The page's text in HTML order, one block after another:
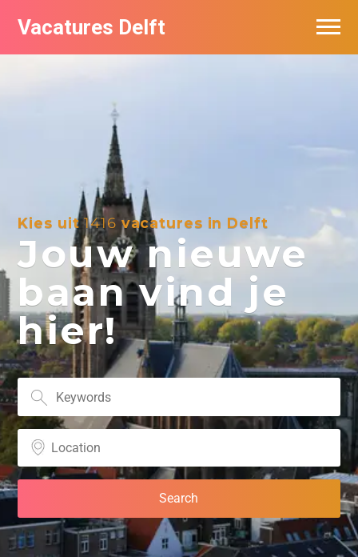
Vacatures Delft
Kies uit1416 vacatures in Delft
Jouw nieuwe
baan vind je
hier!
Vacatures per bedrijf in Delft